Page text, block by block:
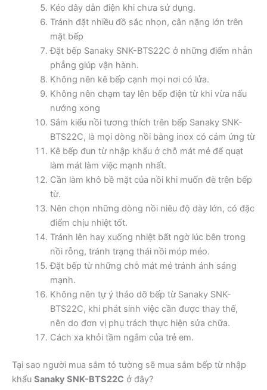
Kéo dây dẫn điện khi chưa sử dụng.
Tránh đặt nhiều đồ sắc nhọn, cân nặng lớn trên
mặt bếp
Đặt bếp Sanaky SNK-BTS22C ở những điểm nhẵn
phẳng giúp vận hành.
Không nên kê bếp cạnh mọi nơi có lửa.
Không nên chạm tay lên bếp điện từ khi vừa nấu
nướng xong
Sắm kiểu nồi tương thích trên bếp Sanaky SNK-
BTS22C, là mọi dòng nồi bằng inox có cảm ứng từ
Kê bếp đun từ nhập khẩu ở chỗ mát mẻ để quạt
làm mát làm việc mạnh nhất.
Cần làm khô bề mặt của nồi khi muốn đè trên bếp
từ.
Nên chọn những dòng nồi niêu độ dày lớn, có đặc
điểm chịu nhiệt tốt.
Tránh lên hay xuống nhiệt bất ngờ lúc bên trong
nồi rỗng, tránh trạng thái nồi móp méo.
Đặt bếp từ những chỗ mát mẻ tránh ánh sáng
mạnh.
Không nên tự ý tháo dỡ bếp từ Sanaky SNK-
BTS22C, khi phát sinh việc cần được thay thế,
nên do đơn vị phụ trách thực hiện sửa chữa.
Cách xa khỏi tầm ngắm của trẻ em.
Tại sao người mua sắm tỏ tường sẽ mua sắm bếp từ nhập
khẩu Sanaky SNK-BTS22C ở đây?